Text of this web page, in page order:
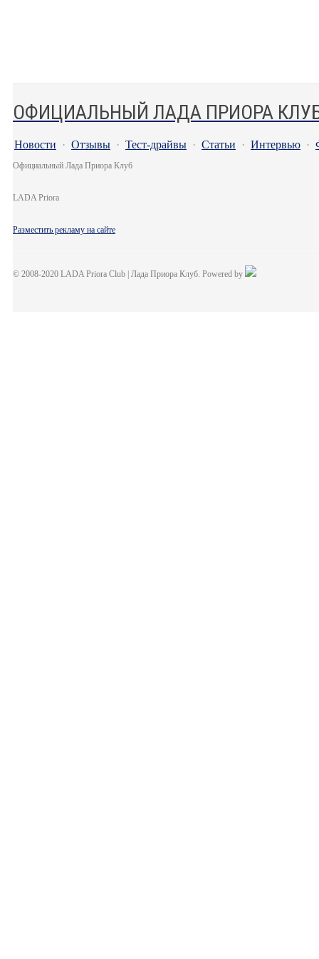
ОФИЦИАЛЬНЫЙ ЛАДА ПРИОРА
Новости · Отзывы · Тест-драйвы · Статьи · Интервью ·
Официальный Лада Приора Клуб
LADA Priora
Разместить рекламу на сайте
© 2008-2020 LADA Priora Club | Лада Приора Клуб. Powered by